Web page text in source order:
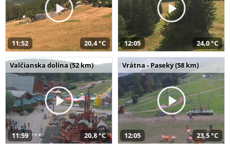
11:52 20,4 °C 12:05 24,0 °C
Valčianska dolina (52 km)
11:59 20,8 °C
Vrátna - Paseky (58 km)
12:05 23,5 °C